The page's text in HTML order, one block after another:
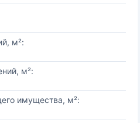
м²:
м²:
имущества, м²: